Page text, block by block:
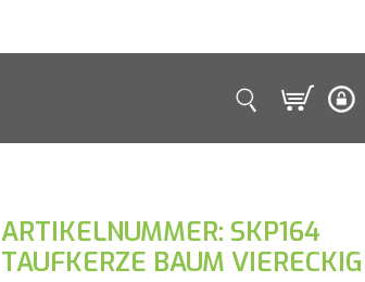
ARTIKELNUMMER: SKP164
TAUFKERZE BAUM VIERECKIG